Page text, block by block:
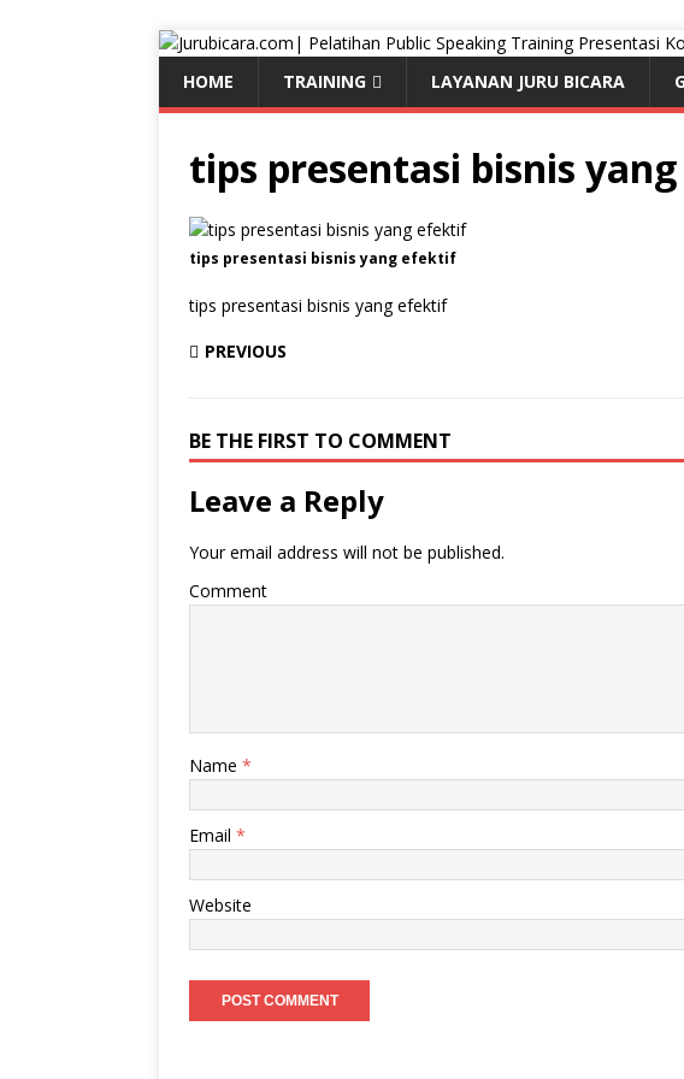
HOME TRAINING LAYANAN JURU BICARA
tips presentasi bisnis
tips presentasi bisnis yang efektif
tips presentasi bisnis yang efektif
PREVIOUS
BE THE FIRST TO COMMENT
Leave a Reply
Your email address will not be published.
Comment
Name *
Email *
Website